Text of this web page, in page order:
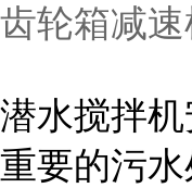
齿轮箱减速
潜水搅拌
重要的污